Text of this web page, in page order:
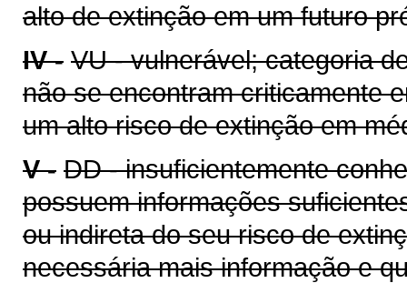
alto de extinção em um futuro
IV - VU - vulnerável; categoria
não se encontram criticamente
um alto risco de extinção em
V - DD - insuficientemente
possuem informações
ou indireta do seu risco de
necessária mais informação e